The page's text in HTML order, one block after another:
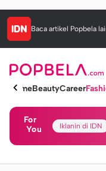
Baca artikel Popbela
HomeBeautyCareer
For
You
Iklanin di IDN